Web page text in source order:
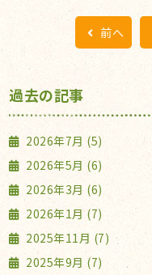
前へ
過去の記事
2026年7月 (5)
2026年5月 (6)
2026年3月 (6)
2026年1月 (7)
2025年11月 (7)
2025年9月 (7)